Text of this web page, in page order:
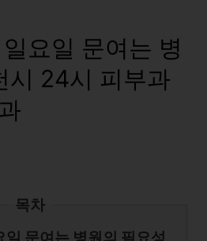
요일 문여는 병
시 24시 피부과
목차